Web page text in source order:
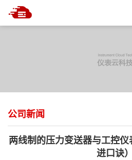
公司新闻
两线制的压力变送器与工控
进口诀）